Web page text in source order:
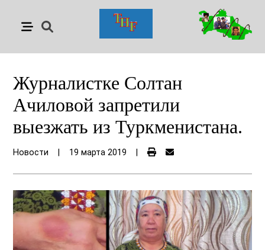
Журналистке Солтан
Ачиловой запретили
выезжать из Туркменистана.
Новости 19 марта 2019